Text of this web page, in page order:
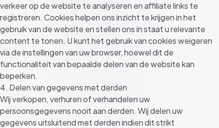
verkeer op de website te analyseren en affiliate links te
registreren. Cookies helpen ons inzicht te krijgen in het
gebruik van de website en stellen ons in staat u relevante
content te tonen. U kunt het gebruik van cookies weigeren
via de instellingen van uw browser, hoewel dit de
functionaliteit van bepaalde delen van de website kan
beperken.
4. Delen van gegevens met derden
Wij verkopen, verhuren of verhandelen uw
persoonsgegevens nooit aan derden. Wij delen uw
gegevens uitsluitend met derden indien dit strikt